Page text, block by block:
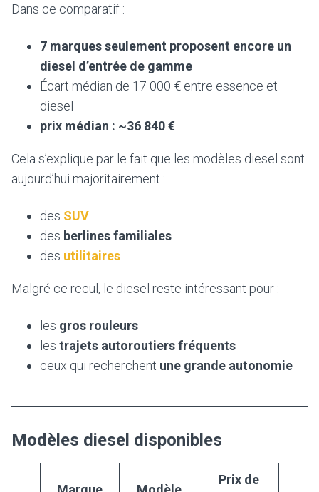
Dans ce comparatif :
7 marques seulement proposent encore un
diesel d’entrée de gamme
Écart médian de 17 000 € entre essence et
diesel
prix médian : ~36 840 €
Cela s’explique par le fait que les modèles diesel sont
aujourd’hui majoritairement :
des SUV
des berlines familiales
des utilitaires
Malgré ce recul, le diesel reste intéressant pour :
les gros rouleurs
les trajets autoroutiers fréquents
ceux qui recherchent une grande autonomie
Modèles diesel disponibles
Prix de